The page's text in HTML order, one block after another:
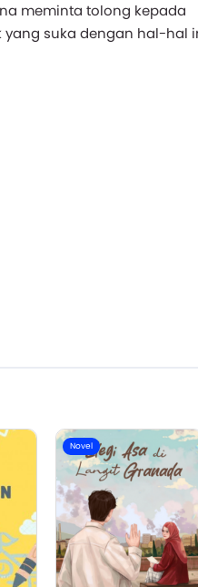
meminta tolong kepada
yang suka dengan hal-hal
Novel